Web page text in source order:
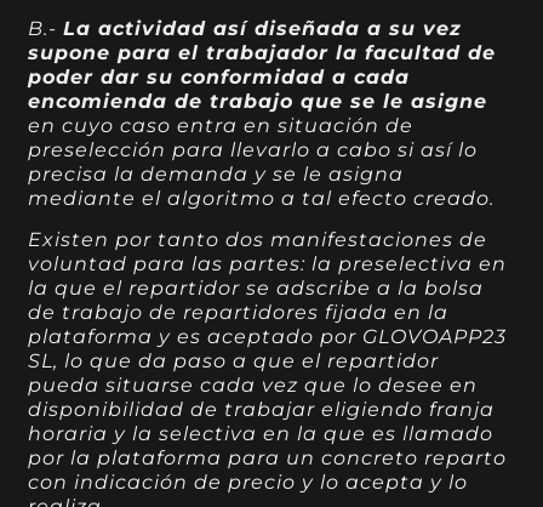
B.-La actividad así diseñada a su vez
supone para el trabajador la facultad de
poder dar su conformidad a cada
encomienda de trabajo que se le asigne
en cuyo caso entra en situación de
preselección para llevarlo a cabo si así lo
precisa la demanda y se le asigna
mediante el algoritmo a tal efecto creado.
Existen por tanto dos manifestaciones de
voluntad para las partes: la preselectiva en
la que el repartidor se adscribe a la bolsa
de trabajo de repartidores fijada en la
plataforma y es aceptado por GLOVOAPP23
SL, lo que da paso a que el repartidor
pueda situarse cada vez que lo desee en
disponibilidad de trabajar eligiendo franja
horaria y la selectiva en la que es llamado
por la plataforma para un concreto reparto
con indicación de precio y lo acepta y lo